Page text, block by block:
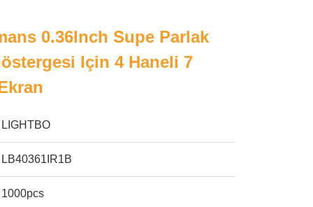
0.36lnch Supe Parlak
Için 4 Haneli 7
LIGHTBO
LB40361IR1B
1000pcs